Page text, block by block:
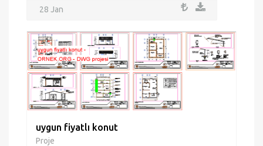
28 Jan
uygun fiyatlı konut
Proje